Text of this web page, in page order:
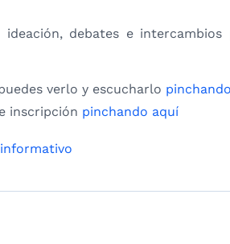
ideación, debates e
verlo y escucharlo
inscripción pinchando aquí